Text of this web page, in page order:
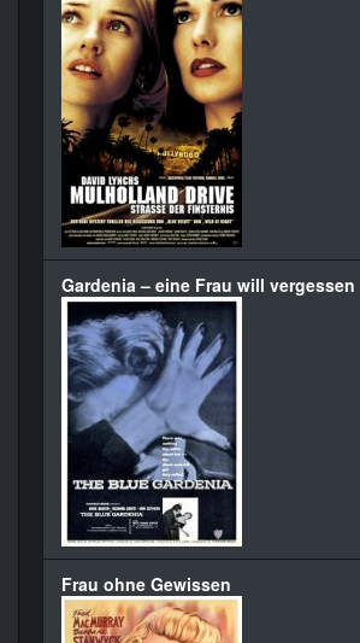
Gardenia – eine Frau will vergessen
Frau ohne Gewissen